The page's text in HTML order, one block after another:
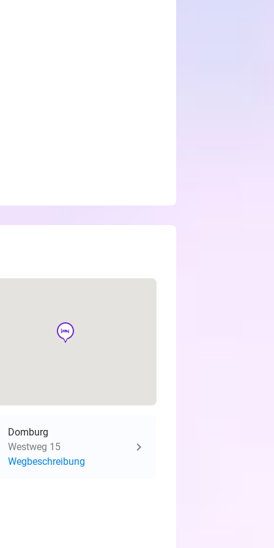
hotel
Domburg
Westweg 15
Wegbeschreibung